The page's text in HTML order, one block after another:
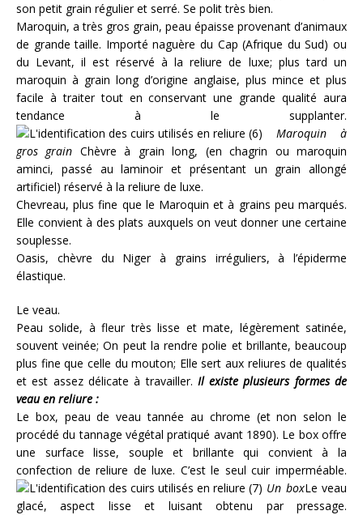
son petit grain régulier et serré. Se polit très bien.
Maroquin, a très gros grain, peau épaisse provenant d’animaux
de grande taille. Importé naguère du Cap (Afrique du Sud) ou
du Levant, il est réservé à la reliure de luxe; plus tard un
maroquin à grain long d’origine anglaise, plus mince et plus
facile à traiter tout en conservant une grande qualité aura
tendance à le supplanter.
Maroquin à
gros grain Chèvre à grain long, (en chagrin ou maroquin
aminci, passé au laminoir et présentant un grain allongé
artificiel) réservé à la reliure de luxe.
Chevreau, plus fine que le Maroquin et à grains peu marqués.
Elle convient à des plats auxquels on veut donner une certaine
souplesse.
Oasis, chèvre du Niger à grains irréguliers, à l’épiderme
élastique.
Le veau.
Peau solide, à fleur très lisse et mate, légèrement satinée,
souvent veinée; On peut la rendre polie et brillante, beaucoup
plus fine que celle du mouton; Elle sert aux reliures de qualités
et est assez délicate à travailler. Il existe plusieurs formes de
veau en reliure :
Le box, peau de veau tannée au chrome (et non selon le
procédé du tannage végétal pratiqué avant 1890). Le box offre
une surface lisse, souple et brillante qui convient à la
confection de reliure de luxe. C’est le seul cuir imperméable.
Un boxLe veau
glacé, aspect lisse et luisant obtenu par pressage.